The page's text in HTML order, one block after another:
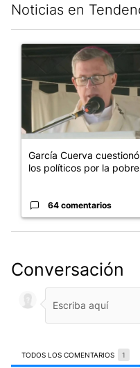
Noticias en
Un artículo de tendencia
García Cuerva
los políticos por la
64 comentarios
Conversación
TODOS LOS COMENTARIOS 1